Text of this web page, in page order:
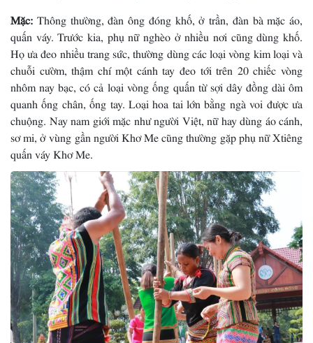
Mặc: Thông thường, đàn ông đóng khố, ở trần, đàn bà mặc áo,
quấn váy. Trước kia, phụ nữ nghèo ở nhiều nơi cũng dùng khố.
Họ ưa đeo nhiều trang sức, thường dùng các loại vòng kim loại và
chuỗi cườm, thậm chí một cánh tay đeo tới trên 20 chiếc vòng
nhôm nay bạc, có cả loại vòng ống quấn từ sợi dây đồng dài ôm
quanh ống chân, ống tay. Loại hoa tai lớn bằng ngà voi được ưa
chuộng. Nay nam giới mặc như người Việt, nữ hay dùng áo cánh,
sơ mi, ở vùng gần người Khơ Me cũng thường gặp phụ nữ Xtiêng
quấn váy Khơ Me.